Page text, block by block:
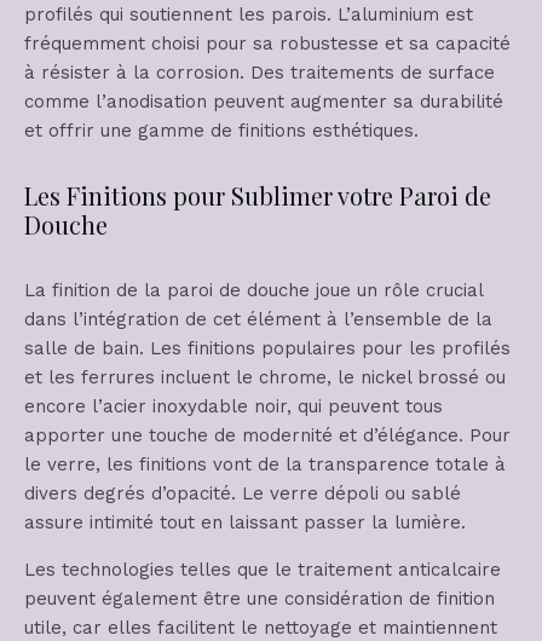
profilés qui soutiennent les parois. L’aluminium est
fréquemment choisi pour sa robustesse et sa capacité
à résister à la corrosion. Des traitements de surface
comme l’anodisation peuvent augmenter sa durabilité
et offrir une gamme de finitions esthétiques.
Les Finitions pour Sublimer votre Paroi de
Douche
La finition de la paroi de douche joue un rôle crucial
dans l’intégration de cet élément à l’ensemble de la
salle de bain. Les finitions populaires pour les profilés
et les ferrures incluent le chrome, le nickel brossé ou
encore l’acier inoxydable noir, qui peuvent tous
apporter une touche de modernité et d’élégance. Pour
le verre, les finitions vont de la transparence totale à
divers degrés d’opacité. Le verre dépoli ou sablé
assure intimité tout en laissant passer la lumière.
Les technologies telles que le traitement anticalcaire
peuvent également être une considération de finition
utile, car elles facilitent le nettoyage et maintiennent